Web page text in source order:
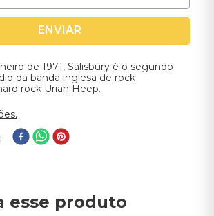
ENVIAR
de 1971, Salisbury é o segundo
da banda inglesa de rock
rock Uriah Heep.
esse produto